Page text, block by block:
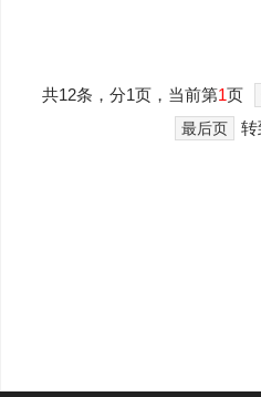
共12条，分1页，当前第1页
最后页
转